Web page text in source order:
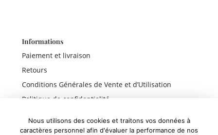
Informations
Paiement et livraison
Retours
Conditions Générales de Vente et d’Utilisation
Politique de confidentialité
Nous utilisons des cookies et traitons vos données à
caractères personnel afin d'évaluer la performance de nos